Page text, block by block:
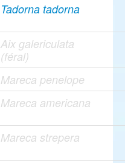
Tadorna tadorna
Aix galericulata
(féral)
Mareca penelope
Mareca americana
Mareca strepera